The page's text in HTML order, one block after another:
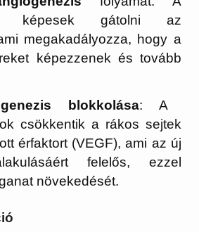
képesek gátolni az
megakadályozza, hogy a
képezzenek és tovább
blokkolása: A
csökkentik a rákos sejtek
érfaktort (VEGF), ami az új
felelős, ezzel
növekedését.